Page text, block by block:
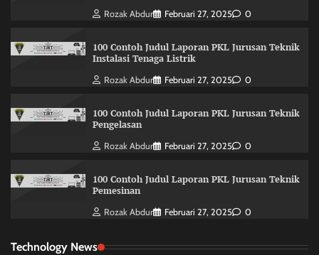
Rozak Abdur Februari 27, 2025 0
100 Contoh Judul Laporan PKL Jurusan Teknik
Instalasi Tenaga Listrik
Rozak Abdur Februari 27, 2025 0
100 Contoh Judul Laporan PKL Jurusan Teknik
Pengelasan
Rozak Abdur Februari 27, 2025 0
100 Contoh Judul Laporan PKL Jurusan Teknik
Pemesinan
Rozak Abdur Februari 27, 2025 0
Technology News